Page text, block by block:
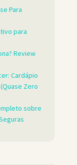
Para
para
Review
Cardápio
Zero
sobre